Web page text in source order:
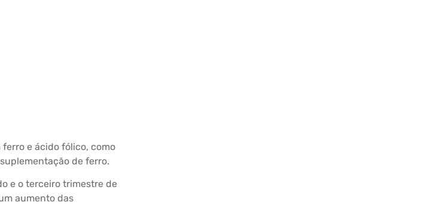
e ácido fólico, como
de ferro.
e o terceiro trimestre de
aumento das